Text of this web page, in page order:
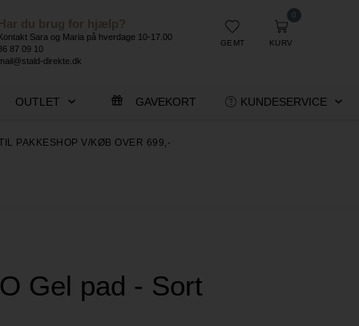
du brug for hjælp?
Sara og Maria på hverdage 10-17.00
87 09 10
direkte.dk
GEMT
0
KURV
OUTLET GAVEKORT KUNDESERVICE
PAKKESHOP V/KØB OVER 699,-
Gel pad - Sort